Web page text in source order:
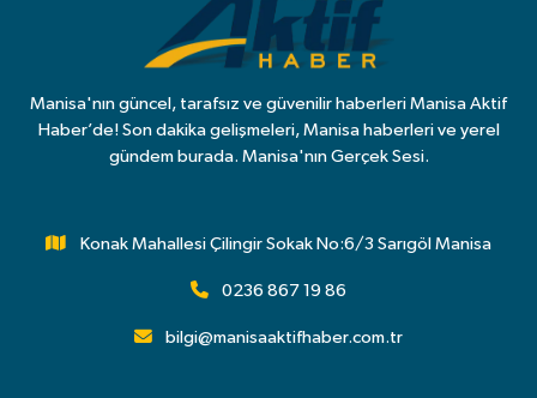
Manisa'nın güncel, tarafsız ve güvenilir haberleri Manisa Aktif
Haber’de! Son dakika gelişmeleri, Manisa haberleri ve yerel
gündem burada. Manisa'nın Gerçek Sesi.
Konak Mahallesi Çilingir Sokak No:6/3 Sarıgöl Manisa
0236 867 19 86
bilgi@manisaaktifhaber.com.tr